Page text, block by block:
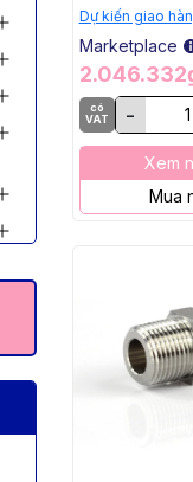
3000 PSI,
Dự kiến giao
Marketplace
có
VAT
-
Xem
Mua